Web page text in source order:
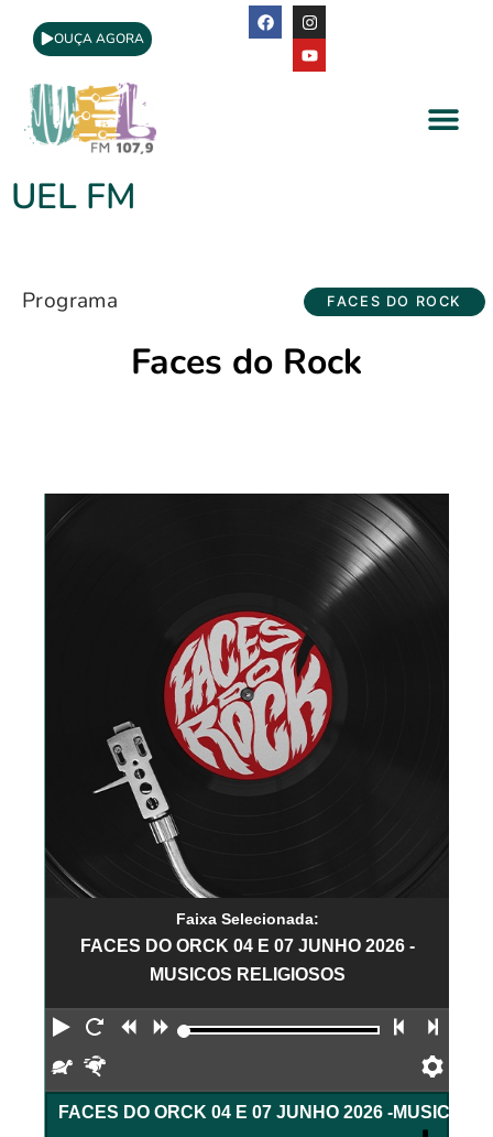
OUÇA AGORA
UEL FM
Programa FACES DO ROCK
Faces do Rock
Faixa Selecionada:
FACES DO ORCK 04 E 07 JUNHO 2026 -
MUSICOS RELIGIOSOS
Reproduzir
Reiniciar
Retroceder
Avançar Faixa
Devagar
FACES DO ORCK 04 E 07